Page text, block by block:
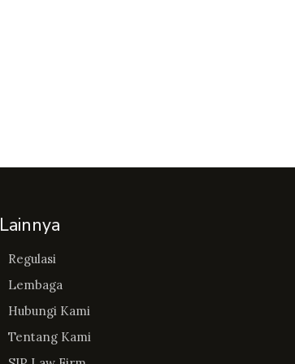
Lainnya
Regulasi
Lembaga
Hubungi Kami
Tentang Kami